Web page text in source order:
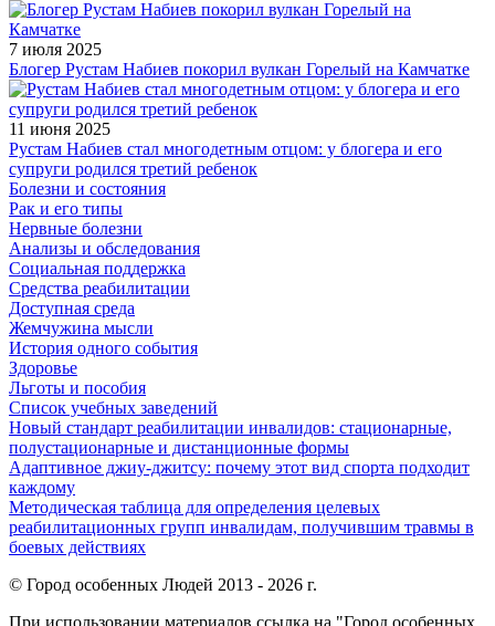
7 июля 2025
Блогер Рустам Набиев покорил вулкан Горелый на Камчатке
11 июня 2025
Рустам Набиев стал многодетным отцом: у блогера и его
супруги родился третий ребенок
Болезни и состояния
Рак и его типы
Нервные болезни
Анализы и обследования
Социальная поддержка
Средства реабилитации
Доступная среда
Жемчужина мысли
История одного события
Здоровье
Льготы и пособия
Список учебных заведений
Новый стандарт реабилитации инвалидов: стационарные,
полустационарные и дистанционные формы
Адаптивное джиу-джитсу: почему этот вид спорта подходит
каждому
Методическая таблица для определения целевых
реабилитационных групп инвалидам, получившим травмы в
боевых действиях
© Город особенных Людей 2013 - 2026 г.
При использовании материалов ссылка на "Город особенных